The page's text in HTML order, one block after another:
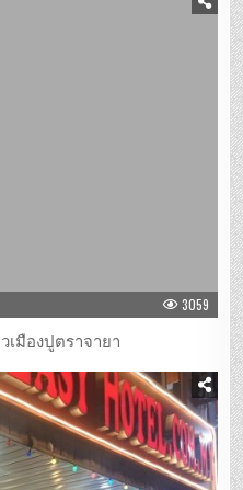
3059
เมืองปูตราจายา